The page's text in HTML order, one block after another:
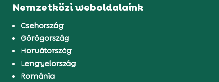
Nemzetközi weboldalaink
Csehország
Görögország
Horvátország
Lengyelország
Románia